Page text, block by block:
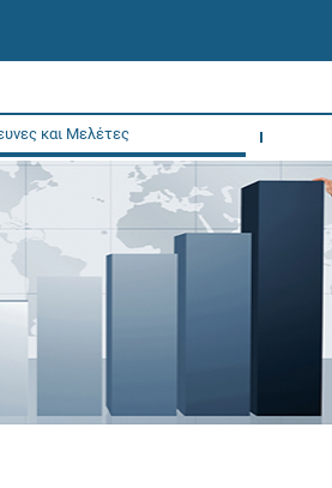
και Μελέτες